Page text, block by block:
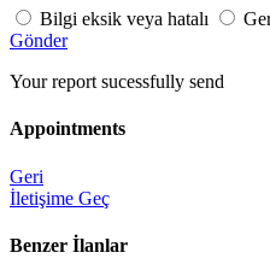
Bilgi eksik veya hatalı
Gönder
Your report sucessfully send
Appointments
Geri
İletişime Geç
Benzer İlanlar